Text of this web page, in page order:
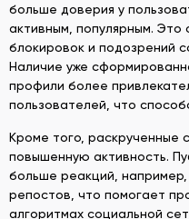
больше доверия у
активным, популярным. Это
блокировок и подозрений
Наличие уже
профили более
пользователей, что
Кроме того, раскрученные
повышенную активность.
больше реакций,
репостов, что помогает
алгоритмах социальной